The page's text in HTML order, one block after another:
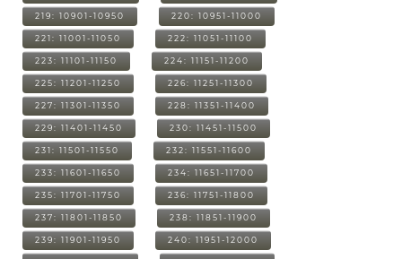
219: 10901-10950 220: 10951-11000
221: 11001-11050 222: 11051-11100
223: 11101-11150 224: 11151-11200
225: 11201-11250 226: 11251-11300
227: 11301-11350 228: 11351-11400
229: 11401-11450 230: 11451-11500
231: 11501-11550 232: 11551-11600
233: 11601-11650 234: 11651-11700
235: 11701-11750 236: 11751-11800
237: 11801-11850 238: 11851-11900
239: 11901-11950 240: 11951-12000